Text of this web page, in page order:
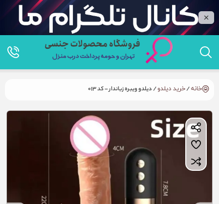
خانه/خرید دیلدو/ دیلدو ویبره زباندار – کد 013